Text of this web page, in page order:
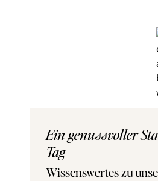
Ein genussvoller
Tag
Wissenswertes zu